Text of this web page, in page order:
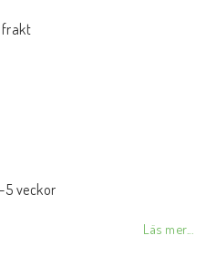
frakt
5 veckor
Läs mer...